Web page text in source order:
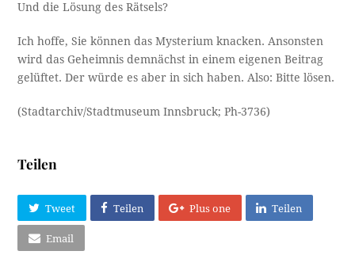
Und die Lösung des Rätsels?
Ich hoffe, Sie können das Mysterium knacken. Ansonsten
wird das Geheimnis demnächst in einem eigenen Beitrag
gelüftet. Der würde es aber in sich haben. Also: Bitte lösen.
(Stadtarchiv/Stadtmuseum Innsbruck; Ph-3736)
Teilen
Tweet Teilen Plus one Teilen
Email